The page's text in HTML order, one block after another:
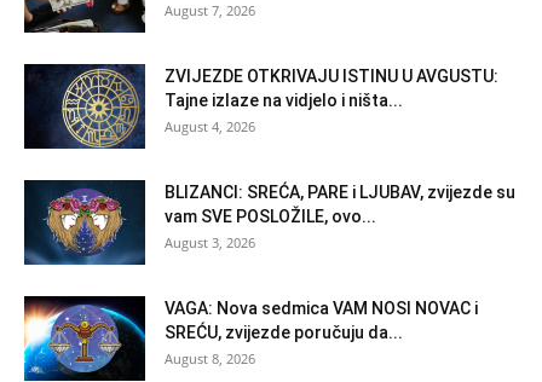
August 7, 2026
ZVIJEZDE OTKRIVAJU ISTINU U AVGUSTU:
Tajne izlaze na vidjelo i ništa...
August 4, 2026
BLIZANCI: SREĆA, PARE i LJUBAV, zvijezde su
vam SVE POSLOŽILE, ovo...
August 3, 2026
VAGA: Nova sedmica VAM NOSI NOVAC i
SREĆU, zvijezde poručuju da...
August 8, 2026